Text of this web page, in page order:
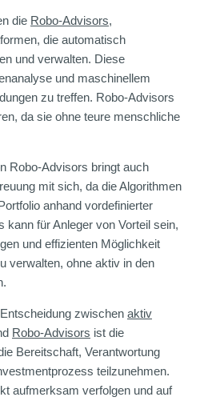
die Robo-Advisors,
die automatisch
und verwalten. Diese
und maschinellem
zu treffen. Robo-Advisors
da sie ohne teure menschliche
Robo-Advisors bringt auch
mit sich, da die Algorithmen
anhand vordefinierter
kann für Anleger von Vorteil sein,
und effizienten Möglichkeit
verwalten, ohne aktiv in den
zwischen aktiv
Robo-Advisors ist die
Bereitschaft, Verantwortung
teilzunehmen.
aufmerksam verfolgen und auf